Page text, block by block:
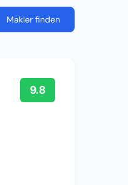
Makler finden
9.8